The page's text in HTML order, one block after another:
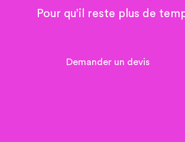
Pour qu’il reste plus de
Demander un devis